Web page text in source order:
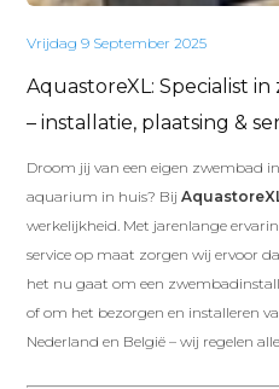
Vrijdag 9 September 2025
AquastoreXL: Specialist
– installatie, plaatsing &
Droom jij van een eigen zwembad
aquarium in huis? Bij
werkelijkheid. Met jarenlange
service op maat zorgen wij ervoor
het nu gaat om een
of om het bezorgen en installeren
Nederland en België – wij regelen